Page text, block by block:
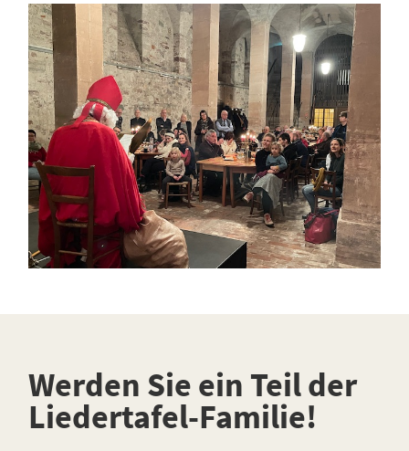
Werden Sie ein Teil der
Liedertafel-Familie!